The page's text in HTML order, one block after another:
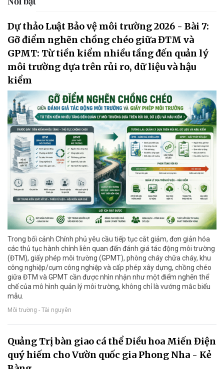
Dự thảo Luật Bảo vệ môi trường 2026 - Bài 7:
Gỡ điểm nghẽn chồng chéo giữa ĐTM và
GPMT: Từ tiền kiểm nhiều tầng đến quản lý
môi trường dựa trên rủi ro, dữ liệu và hậu
kiểm
Trong bối cảnh Chính phủ yêu cầu tiếp tục cắt giảm, đơn giản hóa
các thủ tục hành chính liên quan đến đánh giá tác động môi trường
(ĐTM), giấy phép môi trường (GPMT), phòng cháy chữa cháy, khu
công nghiệp/cụm công nghiệp và cấp phép xây dựng, chồng chéo
giữa ĐTM và GPMT cần được nhìn nhận như một điểm nghẽn thể
chế của mô hình quản lý môi trường, không chỉ là vướng mắc biểu
mẫu.
Môi trường - Tài nguyên
Quảng Trị bàn giao cá thể Diều hoa Miến Điện
quý hiếm cho Vườn quốc gia Phong Nha - Kẻ